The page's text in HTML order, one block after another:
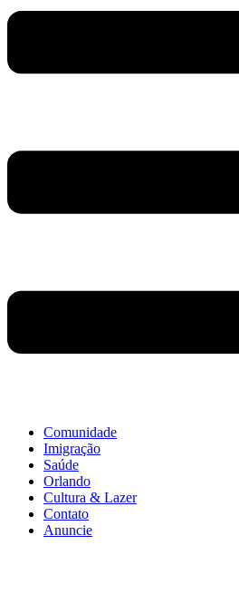
Comunidade
Imigração
Saúde
Orlando
Cultura & Lazer
Contato
Anuncie